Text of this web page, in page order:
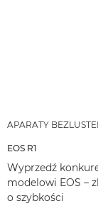
APARATY
EOS R1
Wyprzedź
modelowi EOS –
o szybkości